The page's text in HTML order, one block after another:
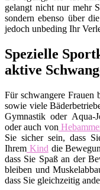
gelangt nicht nur mehr
sondern ebenso über
jedoch unbeding Ihr
Spezielle
aktive
Für schwangere Frauen
sowie viele
Gymnastik oder Aqua-
oder auch von
Sie sicher sein, dass
Ihrem Kind die
dass Sie Spaß an der
bleiben und
dass Sie gleichzeitig